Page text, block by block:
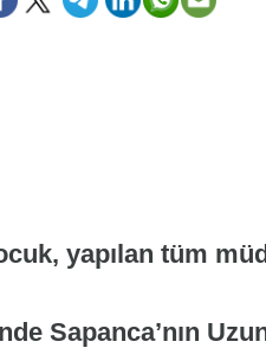
yapılan tüm
Sapanca’nın